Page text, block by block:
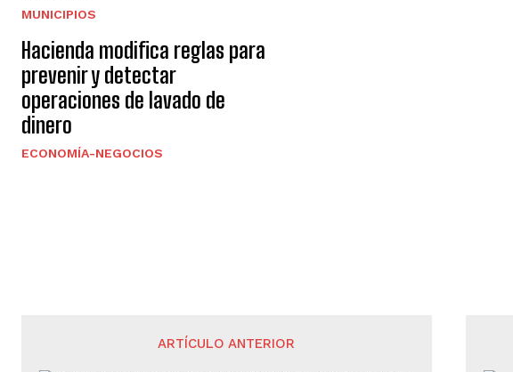
MUNICIPIOS
Hacienda modifica reglas para
prevenir y detectar
operaciones de lavado de
dinero
ECONOMÍA-NEGOCIOS
ARTÍCULO ANTERIOR